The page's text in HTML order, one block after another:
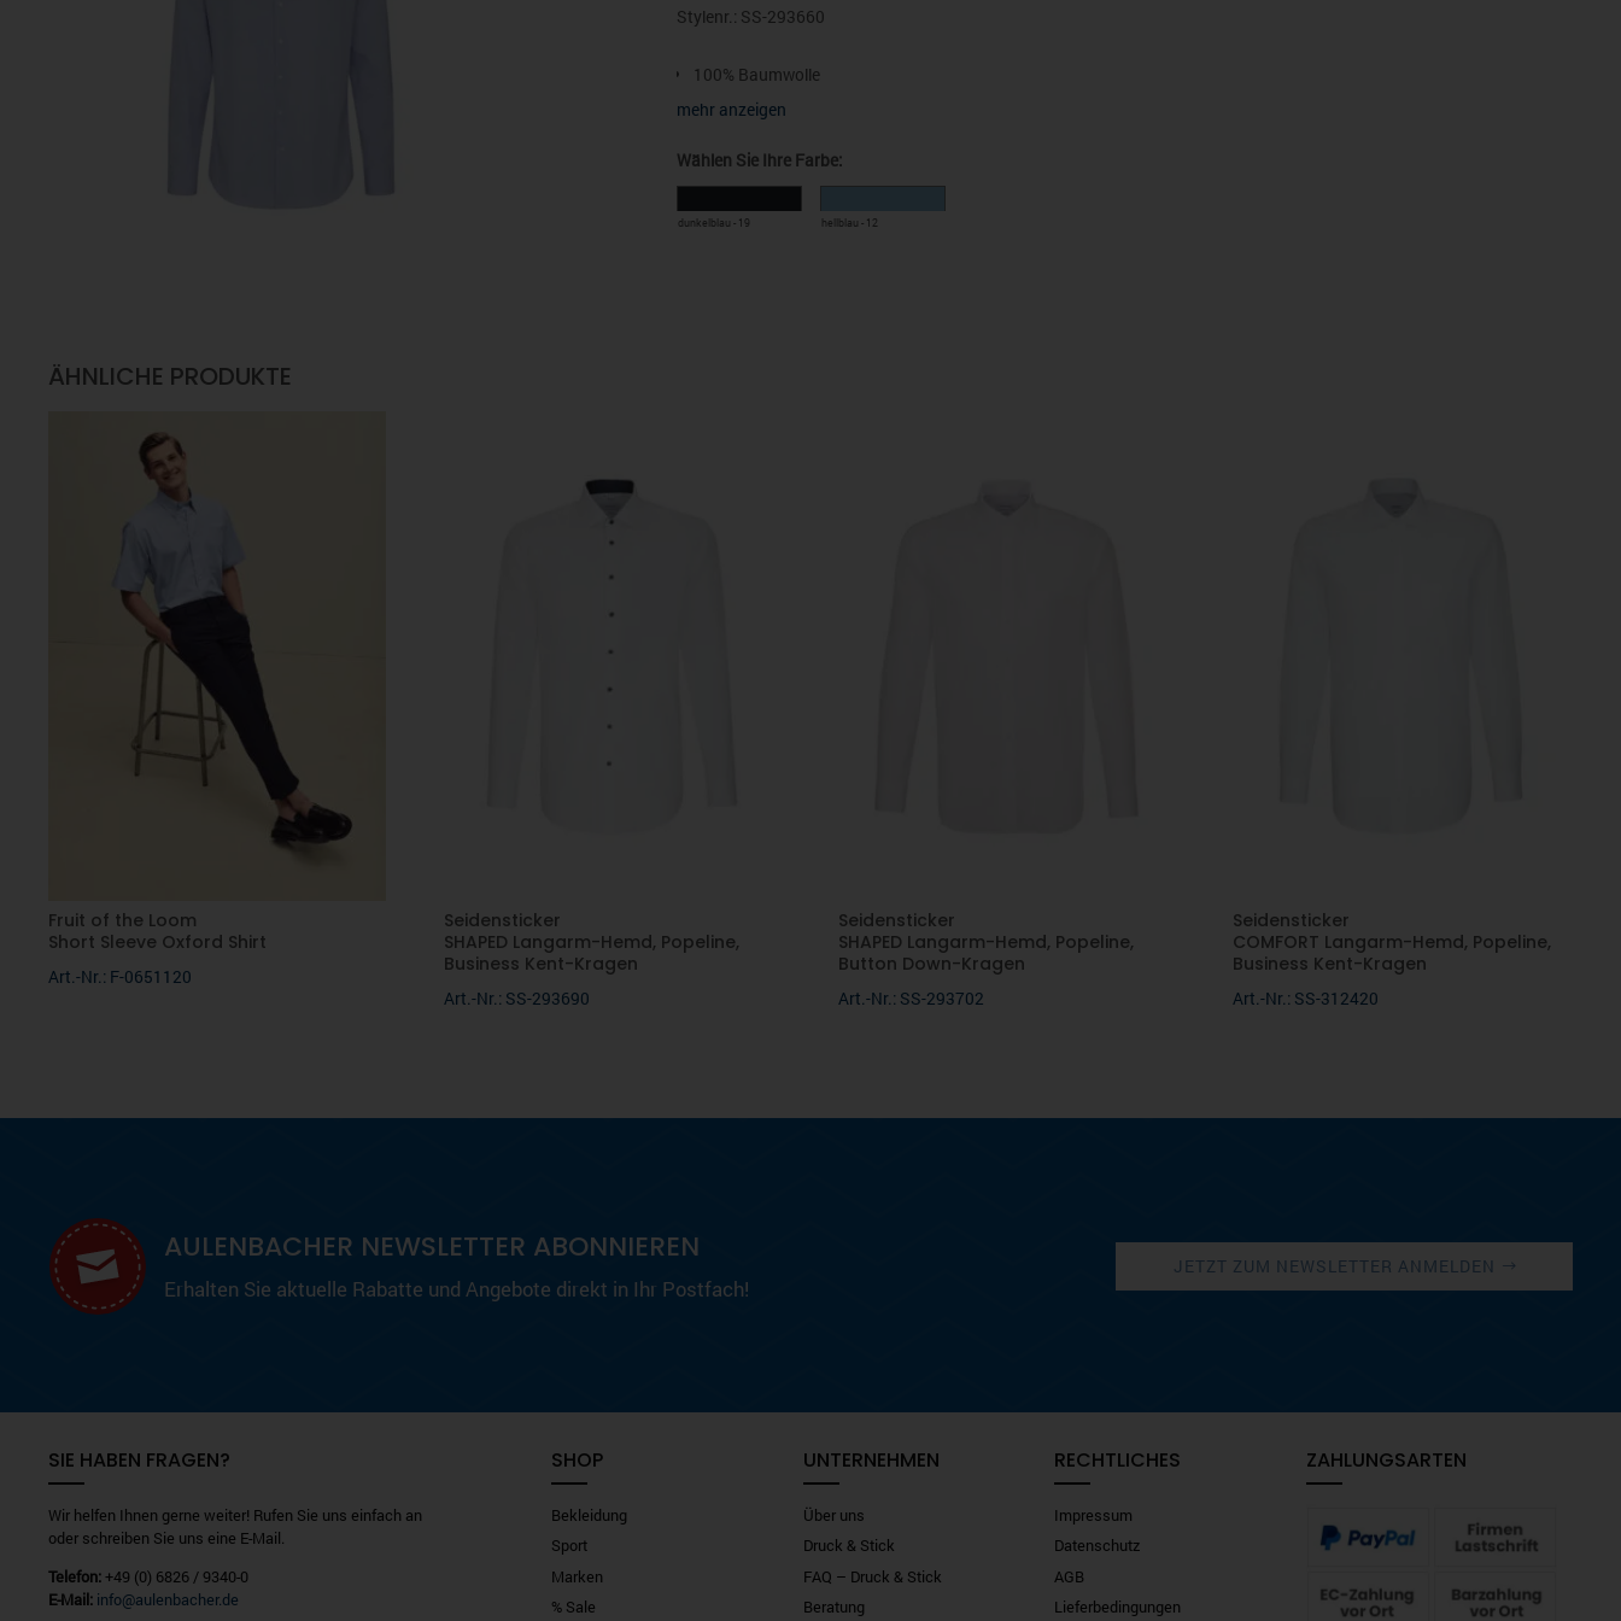
Stylenr.: SS-293660
100% Baumwolle
Shaped
Bügelfrei
Manschette weitenverstellbar
mehr anzeigen
Wählen Sie Ihre Farbe:
dunkelblau - 19 hellblau - 12
ÄHNLICHE PRODUKTE
Fruit of the Loom
Short Sleeve Oxford Shirt
Art.-Nr.: F-0651120
Seidensticker
SHAPED Langarm-Hemd, Popeline,
Business Kent-Kragen
Art.-Nr.: SS-293690
Seidensticker
SHAPED Langarm-Hemd, Popeline,
Button Down-Kragen
Art.-Nr.: SS-293702
Seidensticker
COMFORT Langarm-Hemd, Popeline,
Business Kent-Kragen
Art.-Nr.: SS-312420
AULENBACHER NEWSLETTER ABONNIEREN
Erhalten Sie aktuelle Rabatte und Angebote direkt in Ihr Postfach!
JETZT ZUM NEWSLETTER ANMELDEN
SIE HABEN FRAGEN?
Wir helfen Ihnen gerne weiter! Rufen Sie uns einfach an
oder schreiben Sie uns eine E-Mail.
Telefon:+49 (0) 6826 / 9340-0
E-Mail: info@aulenbacher.de
SHOP
Bekleidung
Sport
Marken
% Sale
UNTERNEHMEN
Über uns
Druck & Stick
FAQ – Druck & Stick
Beratung
RECHTLICHES
Impressum
Datenschutz
AGB
Lieferbedingungen
ZAHLUNGSARTEN